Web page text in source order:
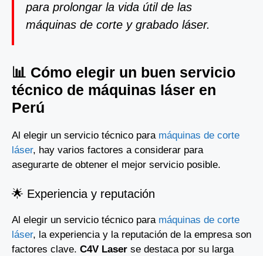
para prolongar la vida útil de las
máquinas de corte y grabado láser.
📊 Cómo elegir un buen servicio
técnico de máquinas láser en
Perú
Al elegir un servicio técnico para máquinas de corte
láser, hay varios factores a considerar para
asegurarte de obtener el mejor servicio posible.
🌟 Experiencia y reputación
Al elegir un servicio técnico para máquinas de corte
láser, la experiencia y la reputación de la empresa son
factores clave. C4V Laser se destaca por su larga